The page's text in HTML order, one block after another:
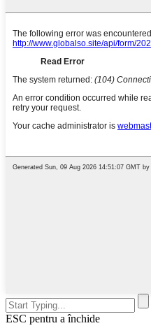
ESC pentru a închide